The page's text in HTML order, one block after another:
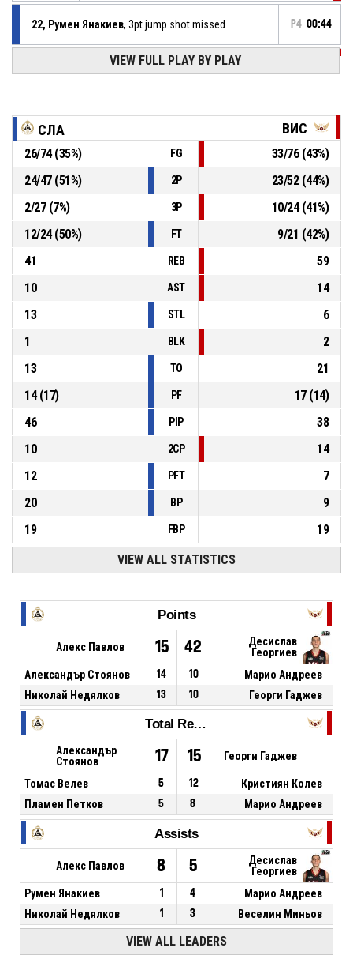
22, Румен Янакиев, 3pt jump shot missed P4 00:44
35, Йоанис Мансудис, Turnover - bad pass
11, Алекс Павлов, Assist
22, Румен Янакиев
, 2pt lay up made
Славия
- trail by 16
P4 01:05
66-82
01:14
64-82
35, Йоанис Мансудис
, 2pt pull up jump shot made
- lead by 18
VIEW FULL PLAY BY PLAY
СЛА ВИС
26/74(35%) FG 33/76(43%)
24/47(51%) 2P 23/52(44%)
2/27(7%) 3P 10/24(41%)
12/24(50%) FT 9/21 (42%)
41
REB
59
10
AST
14
13
STL
6
1
BLK
2
13
TO
21
14(17) PF 17(14)
46
PIP
38
10
2CP
14
12
PFT
7
20
BP
9
19
FBP 19
VIEW ALL STATISTICS
Points
Алекс Павлов 15 42
Десислав
Георгиев
Александър Стоянов
14 10
Марио Андреев
Николай Недялков
13 10 Георги Гаджев
Total Rebounds
Александър
Стоянов
17 15 Георги Гаджев
Томас Велев 5 12
Кристиян Колев
Пламен Петков
5 8 Марио Андреев
Assists
Алекс Павлов 8 5
Десислав
Георгиев
Румен Янакиев
1 4
Марио Андреев
Николай Недялков
1 3 Веселин Миньов
VIEW ALL LEADERS